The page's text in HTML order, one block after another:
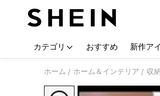
カテゴリ おすすめ 新作ア
ホーム / ホーム＆インテリア / 収